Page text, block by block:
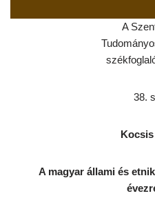
A
38.
A magyar állami és